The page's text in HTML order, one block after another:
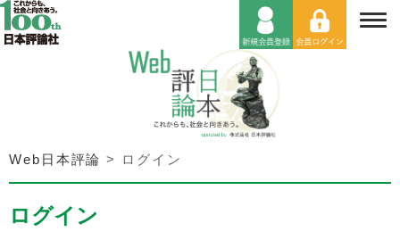
Web日本評論 > ログイン
ログイン